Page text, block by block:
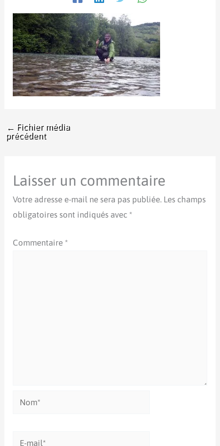
← Fichier média
précédent
Laisser un commentaire
Votre adresse e-mail ne sera pas publiée. Les champs
obligatoires sont indiqués avec *
Commentaire *
Nom*